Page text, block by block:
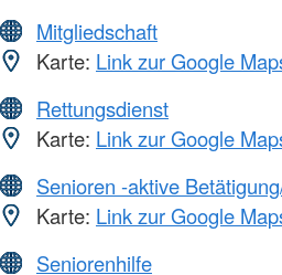
Mitgliedschaft
Karte: Link zur Google
Rettungsdienst
Karte: Link zur Google
Senioren -aktive
Karte: Link zur Google
Seniorenhilfe